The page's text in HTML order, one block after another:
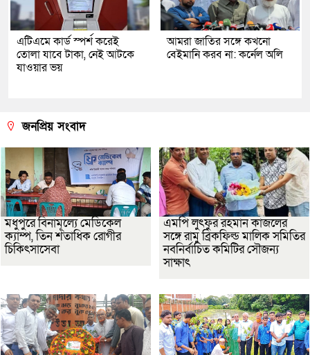
এটিএমে কার্ড স্পর্শ করেই
তোলা যাবে টাকা, নেই আটকে
যাওয়ার ভয়
আমরা জাতির সঙ্গে কখনো
বেইমানি করব না: কর্নেল অলি
জনপ্রিয় সংবাদ
মধুপুরে বিনামূল্যে মেডিকেল
ক্যাম্প, তিন শতাধিক রোগীর
চিকিৎসাসেবা
এমপি লুৎফুর রহমান কাজলের
সঙ্গে রামু ব্রিকফিল্ড মালিক সমিতির
নবনির্বাচিত কমিটির সৌজন্য
সাক্ষাৎ